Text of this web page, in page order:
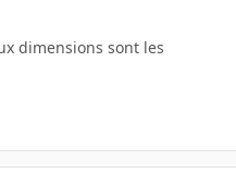
dimensions sont les